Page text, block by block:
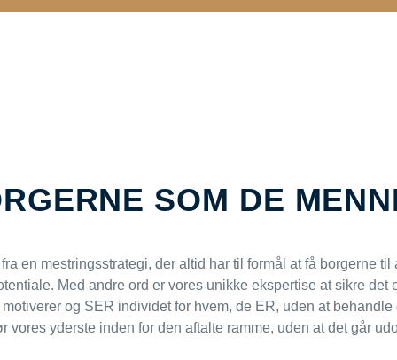
SOM DE
en mestringsstrategi, der altid har til formål at få borgerne
Med andre ord er vores unikke ekspertise at sikre
og SER individet for hvem, de ER, uden at
vores yderste inden for den aftalte ramme, uden at det går